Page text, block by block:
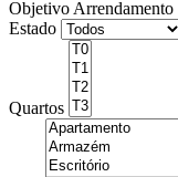
Objetivo Arrendamento
Estado
Quartos